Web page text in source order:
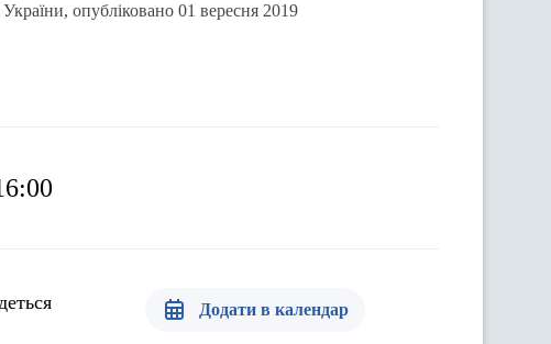
опубліковано 01 вересня 2019
Додати в календар